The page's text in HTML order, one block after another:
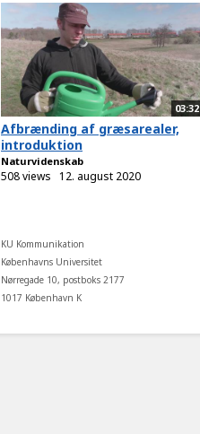
03:32
Afbrænding af græsarealer,
introduktion
Naturvidenskab
508 views 12. august 2020
KU Kommunikation
Københavns Universitet
Nørregade 10, postboks 2177
1017 København K